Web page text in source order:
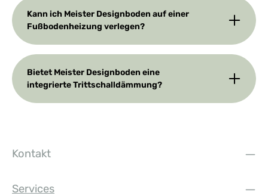
Kann ich Meister Designboden auf einer
Fußbodenheizung verlegen?
Bietet Meister Designboden eine
integrierte Trittschalldämmung?
Kontakt
Services